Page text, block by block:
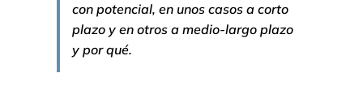
con potencial, en unos casos a corto
plazo y en otros a medio-largo plazo
y por qué.